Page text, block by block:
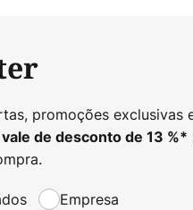
promoções exclusivas
vale de desconto de 13 %*
Empresa